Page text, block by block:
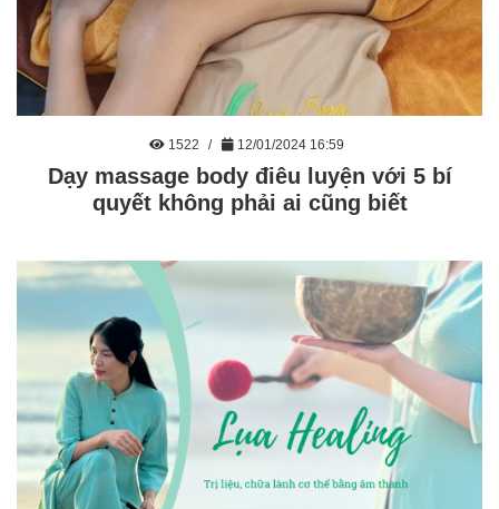
1522 12/01/2024 16:59
Dạy massage body điêu luyện với 5 bí
quyết không phải ai cũng biết